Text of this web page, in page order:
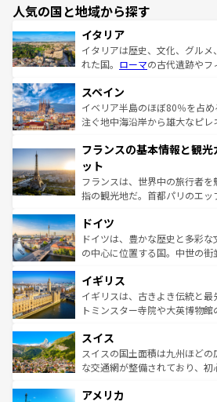
人気の国と地域から探す
イタリア
イタリアは歴史、文化、グル
れた国。 ローマの古代遺跡やフ
ろん、トスカーナの美しい田園
景など、自然景観も見逃せな
ピザやパスタなど、絶品のイタ
ませてくれるイタリアで、忘れ
なお、新着のイタリア情報は
しい。
スペイン
イベリア半島のほぼ80％を占
注ぐ地中海沿岸から雄大なピレ
文化が根付くこの国では、情熱
れる闘牛、そして美味しいタパ
る。首都マドリードの洗練さ
アートに溢れた街角から、地方
せる。地方によって風土や気候
性で訪
ンテンツ一覧を参照してほしい
フランスの基本情報と観
ット
フランスは、世界中の旅行者
指の観光地だ。首都パリのエッ
で、幅広い魅力が詰まっている
聖堂、美しいビーチ、そして
から魅了する。また、フラン
いる。シャンパンの発祥地であ
香り高いラベンダー畑など、
らに、パリ以外の地域にも魅
れる地方に足を運ぶとそれぞれ
きるだろう。 なお、新着
を参照してほしい。
ドイツ
ドイツは、豊かな歴史と多彩
の中心に位置する国。中世の
顔を持つこの国は、どこを歩い
ルリンの文化的活気、バイエ
してライン川沿いのワイン畑
は、お酒好きな人にはぜひ体験してほし
ドイツ情報はコンテンツ一覧を
イギリス
イギリスは、古きよき伝統と
トミンスター寺院や大英博物
リアごとに異なる魅力がある。
ティー、ビール好きにはたま
戦など、本場だからこそでき
ンツ一覧を参照してほしい。
スイス
スイスの国土面積は九州ほど
な交通網が整備されており、
の建物がそのまま残る町や、ス
アメリカ